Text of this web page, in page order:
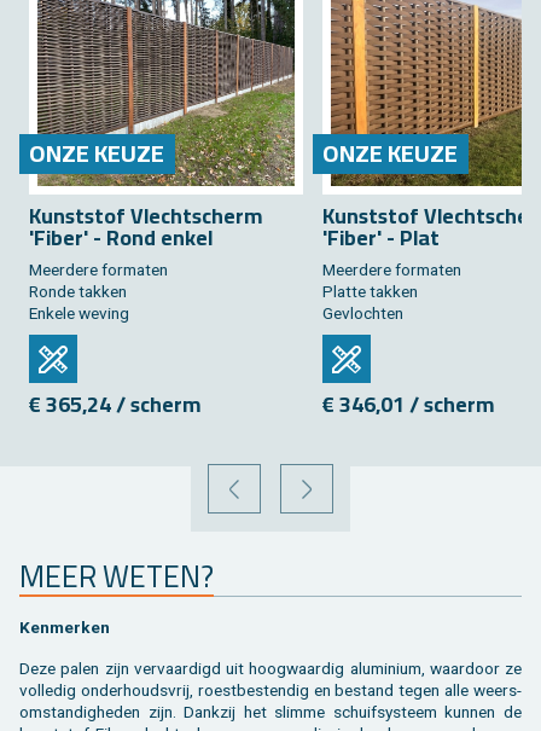
ONZE KEUZE
Kunst­stof Vlecht­scherm
'Fiber' - Rond enkel
Meer­de­re for­ma­ten
Ronde tak­ken
En­ke­le we­ving
€ 365,24 / scherm
ONZE KEUZE
Kunst­stof
'Fiber' - Plat
Meer­de­re for­ma­ten
Plat­te tak­ken
Ge­vloch­ten
€ 346,01 / scherm
VORIGE VOLGENDE
MEER WETEN?
Ken­mer­ken
Deze palen zijn ver­vaar­digd uit hoog­waar­dig alu­mi­ni­um, waar­door ze
vol­le­dig on­der­houds­vrij, roest­be­sten­dig en be­stand tegen alle weers­
om­stan­dig­he­den zijn. Dank­zij het slim­me schuif­sys­teem kun­nen de